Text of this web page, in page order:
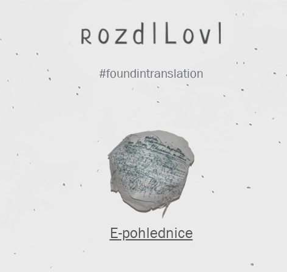
#foundintranslation
E-pohlednice